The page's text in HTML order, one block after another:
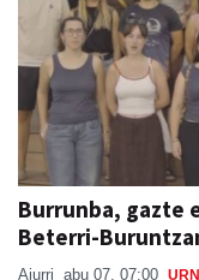
Burrunba, gazte
Beterri-
Aiurri abu 07, 07:00